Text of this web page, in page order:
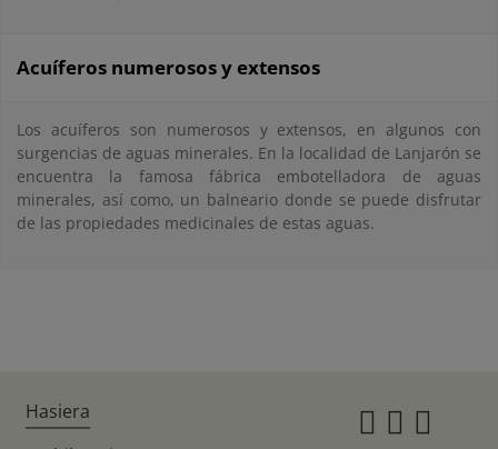
Acuíferos numerosos y extensos
Los acuíferos son numerosos y extensos, en algunos con
surgencias de aguas minerales. En la localidad de Lanjarón se
encuentra la famosa fábrica embotelladora de aguas
minerales, así como, un balneario donde se puede disfrutar
de las propiedades medicinales de estas aguas.
Hasiera